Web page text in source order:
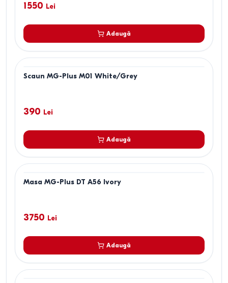
1550 Lei
Adaugă
Scaun MG-Plus M01 White/Grey
390 Lei
Adaugă
Masa MG-Plus DT A56 Ivory
3750 Lei
Adaugă